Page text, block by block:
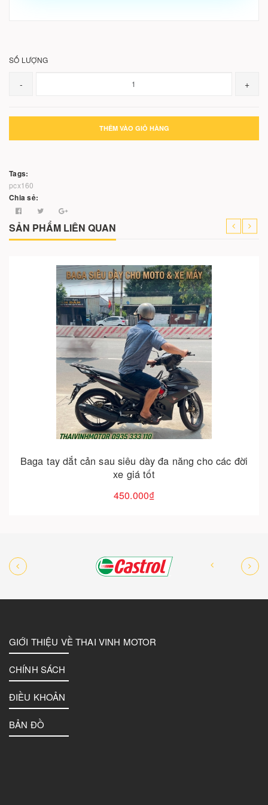
SỐ LƯỢNG
- +
THÊM VÀO GIỎ HÀNG
Tags:
pcx160
Chia sẻ:
SẢN PHẨM LIÊN QUAN
Baga sau chở hàng, chở hành lý, gắn thùng các
dòng xe – giải pháp tiện lợi cho mọi nhu cầu
350.000₫
Cho vào giỏ hàng
GIỚI THIỆU VỀ THAI VINH MOTOR
CHÍNH SÁCH
ĐIỀU KHOẢN
BẢN ĐỒ